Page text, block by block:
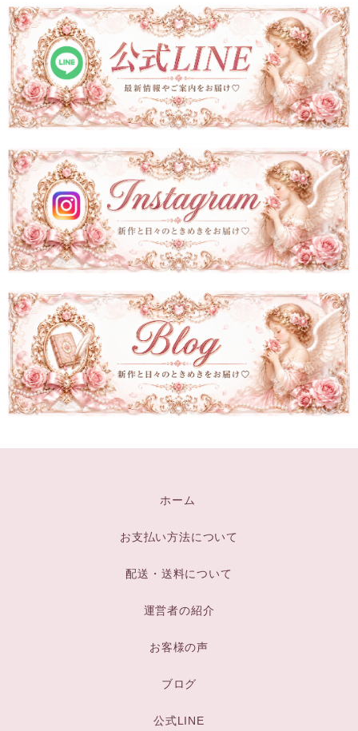
ホーム
お支払い方法について
配送・送料について
運営者の紹介
お客様の声
ブログ
公式LINE